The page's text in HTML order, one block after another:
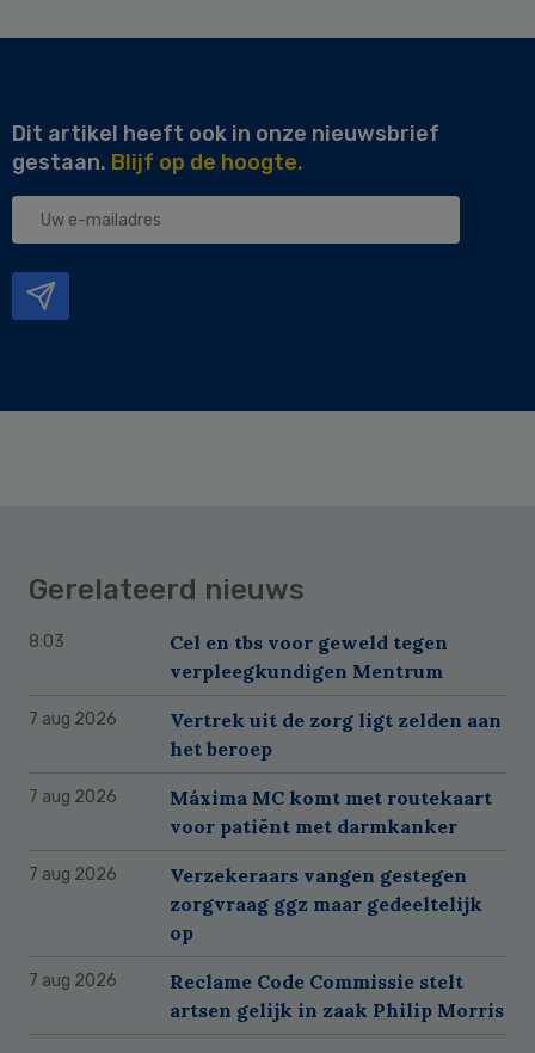
Dit artikel heeft ook in onze nieuwsbrief
gestaan. Blijf op de hoogte.
Uw
Gerelateerd nieuws
8:03
Cel en tbs voor geweld tegen
verpleegkundigen Mentrum
7 aug 2026
Vertrek uit de zorg ligt zelden aan
het beroep
7 aug 2026
Máxima MC komt met routekaart
voor patiënt met darmkanker
7 aug 2026
Verzekeraars vangen gestegen
zorgvraag ggz maar gedeeltelijk
op
7 aug 2026
Reclame Code Commissie stelt
artsen gelijk in zaak Philip Morris